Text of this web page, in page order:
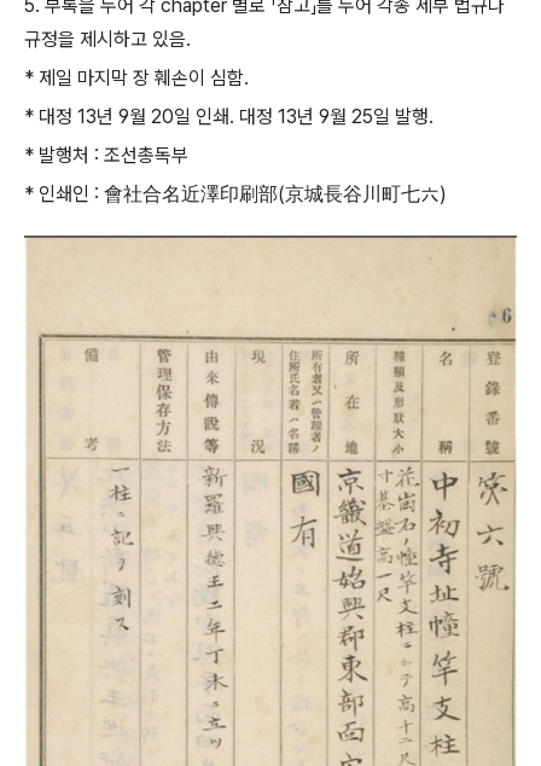
5. 부록을 두어 각 chapter 별로 「참고」를 두어 각종 세부 법규나
규정을 제시하고 있음.
* 제일 마지막 장 훼손이 심함.
* 대정 13년 9월 20일 인쇄. 대정 13년 9월 25일 발행.
* 발행처 : 조선총독부
* 인쇄인 : 會社合名近澤印刷部(京城長谷川町七六)